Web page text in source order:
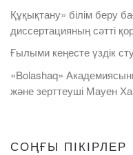
Құқықтану» білім беру
диссертацияның сәтті
Ғылыми кеңесте үздік
«Bolashaq»
және зерттеуші Мауен
СОҢҒЫ ПІКІРЛЕР